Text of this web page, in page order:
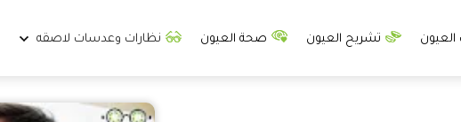
العيون تشريح العيون صحة العيون نظارات وعدسات لاصقه